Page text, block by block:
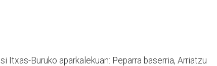
Itxas-Buruko aparkalekuan: Peparra baserria, Arriatzu